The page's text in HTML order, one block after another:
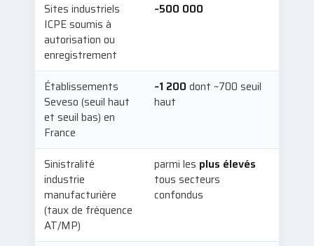
Sites industriels
ICPE soumis à
autorisation ou
enregistrement
~500 000
Établissements
Seveso (seuil haut
et seuil bas) en
France
~1 200 dont ~700 seuil
haut
Sinistralité
industrie
manufacturière
(taux de fréquence
AT/MP)
parmi les plus élevés
tous secteurs
confondus